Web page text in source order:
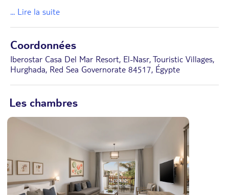
... Lire la suite
Coordonnées
Iberostar Casa Del Mar Resort, El-Nasr, Touristic Villages,
Hurghada, Red Sea Governorate 84517, Égypte
Les chambres